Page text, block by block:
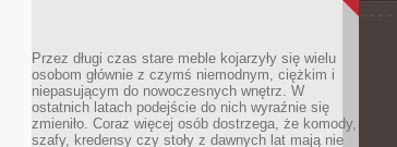
Przez długi czas stare meble kojarzyły się wielu
osobom głównie z czymś niemodnym, ciężkim i
niepasującym do nowoczesnych wnętrz. W
ostatnich latach podejście do nich wyraźnie się
zmieniło. Coraz więcej osób dostrzega, że komody,
szafy, kredensy czy stoły z dawnych lat mają nie